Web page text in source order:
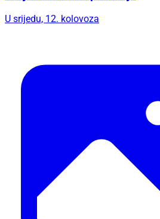
U srijedu, 12. kolovoza